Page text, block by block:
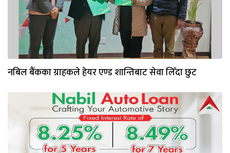
नबिल बैंकका ग्राहकले हेयर एण्ड शान्तिबाट सेवा लिँदा छुट